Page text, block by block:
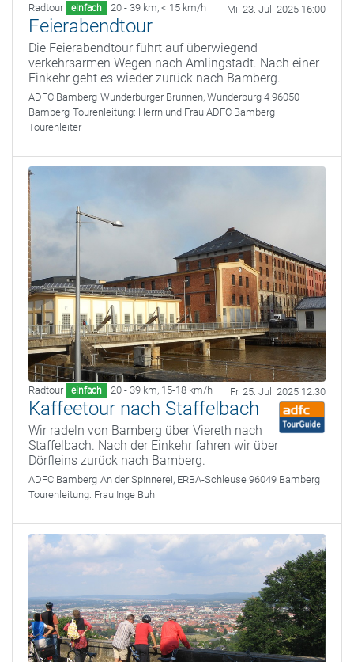
Radtour einfach 20 - 39 km, < 15 km/h Mi. 23. Juli 2025 16:00
Feierabendtour
Die Feierabendtour führt auf überwiegend
verkehrsarmen Wegen nach Amlingstadt. Nach einer
Einkehr geht es wieder zurück nach Bamberg.
ADFC Bamberg Wunderburger Brunnen, Wunderburg 4 96050
Bamberg Tourenleitung: Herrn und Frau ADFC Bamberg
Tourenleiter
Radtour einfach 20 - 39 km, 15-18 km/h Fr. 25. Juli 2025 12:30
Kaffeetour nach Staffelbach
Wir radeln von Bamberg über Viereth nach
Staffelbach. Nach der Einkehr fahren wir über
Dörfleins zurück nach Bamberg.
ADFC Bamberg An der Spinnerei, ERBA-Schleuse 96049 Bamberg
Tourenleitung: Frau Inge Buhl